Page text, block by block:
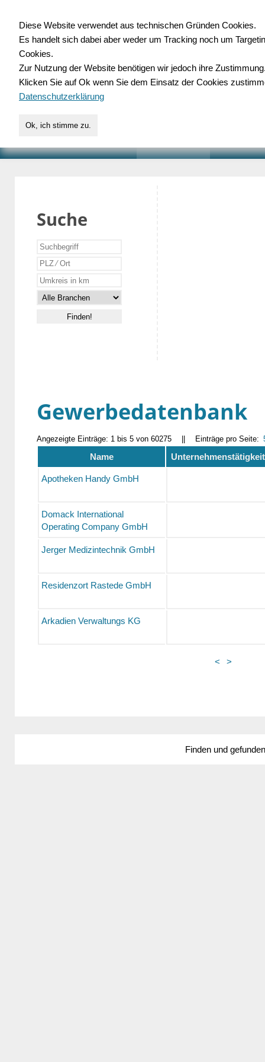
für Handwerk,
Suche
Gewerbedatenbank
Angezeigte Einträge: 1 bis 5 von 60275 Einträge pro Seite:
Name Unternehmenstätigkeit
Apotheken Handy GmbH
Domack International
Operating Company GmbH
Jerger Medizintechnik GmbH
Residenzort Rastede GmbH
Arkadien Verwaltungs KG
< >
Finden und
Diese Website verwendet aus technischen Gründen Cookies.
Es handelt sich dabei aber weder um Tracking noch um
Cookies.
Zur Nutzung der Website benötigen wir jedoch ihre
Klicken Sie auf Ok wenn Sie dem Einsatz der Cookies
Datenschutzerklärung
Ok, ich stimme zu.